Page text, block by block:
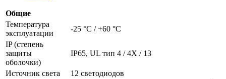
Общие
Температура
эксплуатации
-25 °C / +60 °C
IP (степень
защиты
оболочки)
IP65, UL тип 4 / 4X / 13
Источник света
12 светодиодов